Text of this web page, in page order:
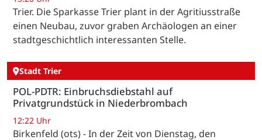
Trier. Die Sparkasse Trier plant in der Agritiusstraße
einen Neubau, zuvor graben Archäologen an einer
stadtgeschichtlich interessanten Stelle.
Stadt Trier
POL-PDTR: Einbruchsdiebstahl auf
Privatgrundstück in Niederbrombach
12:22 Uhr
Birkenfeld (ots) - In der Zeit von Dienstag, den